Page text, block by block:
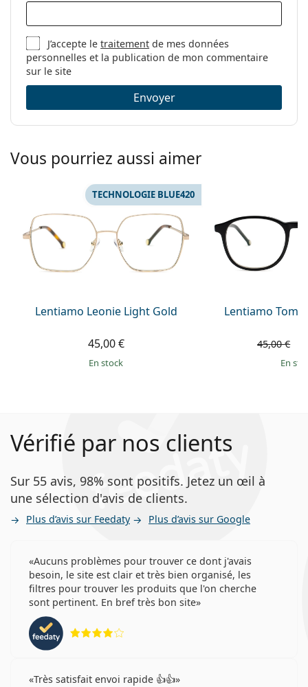
Catégorie:
Marque:
Lentiamo
Code:
Eric Light Gold
J’accepte letraitement de mes données
personnelles et la publication de mon commentaire
sur le site
Envoyer
Vous pourriez aussi aimer
Lentiamo Leonie Light Gold
TECHNOLOGIE BLUE420
45,00 €
en stock
Lentiamo
45,00 €
en
Vérifié par nos clients
Sur 55 avis, 98% sont positifs. Jetez un œil à
une sélection d'avis de clients.
Plus d’avis sur Feedaty Plus d’avis sur Google
Aucuns problèmes pour trouver ce dont j'avais
besoin, le site est clair et très bien organisé, les
filtres pour trouver les produits que l'on cherche
sont pertinent. En bref très bon site
Très satisfait envoi rapide 👍👍